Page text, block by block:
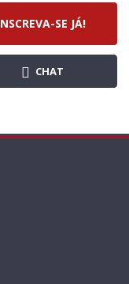
SE JÁ!
CHAT